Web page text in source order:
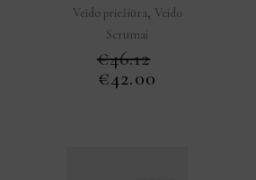
Veido priežiūra, Veido
Serumai
€46.12
ORIGINAL
€42.00